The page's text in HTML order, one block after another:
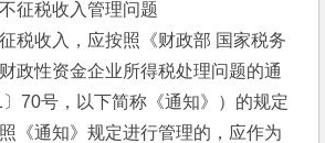
税收入管理问题
收入，应按照《财政部 国家税务
政性资金企业所得税处理问题的通
70号，以下简称《通知》）的规定
《通知》规定进行管理的，应作为